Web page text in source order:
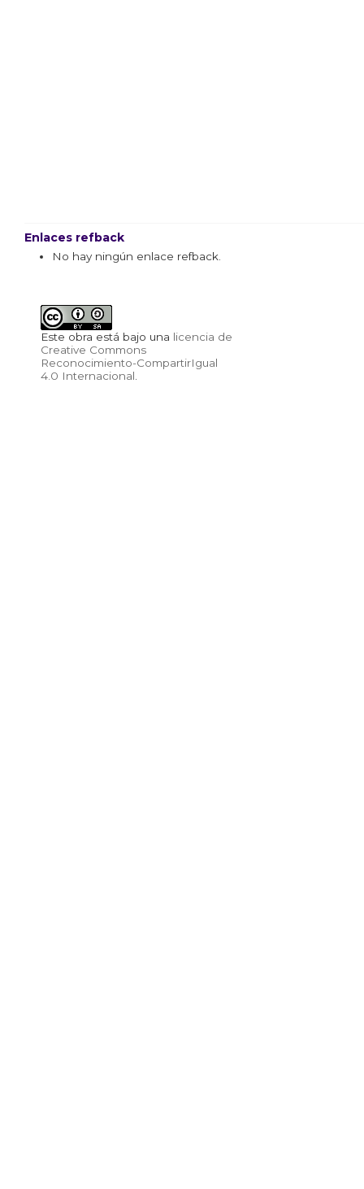
Enlaces refback
No hay ningún enlace refback.
Este obra está bajo una licencia de
Creative Commons
Reconocimiento-CompartirIgual
4.0 Internacional